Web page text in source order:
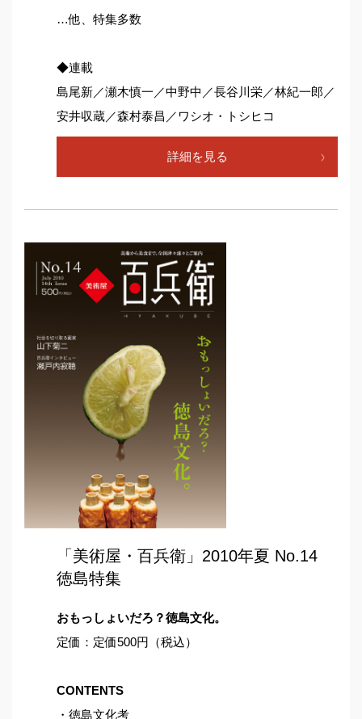
…他、特集多数
◆連載
島尾新／瀬木慎一／中野中／長谷川栄／林紀一郎／
安井収蔵／森村泰昌／ワシオ・トシヒコ
詳細を見る
「美術屋・百兵衛」2010年夏 No.14
徳島特集
おもっしょいだろ？徳島文化。
定価：定価500円（税込）
CONTENTS
・徳島文化考